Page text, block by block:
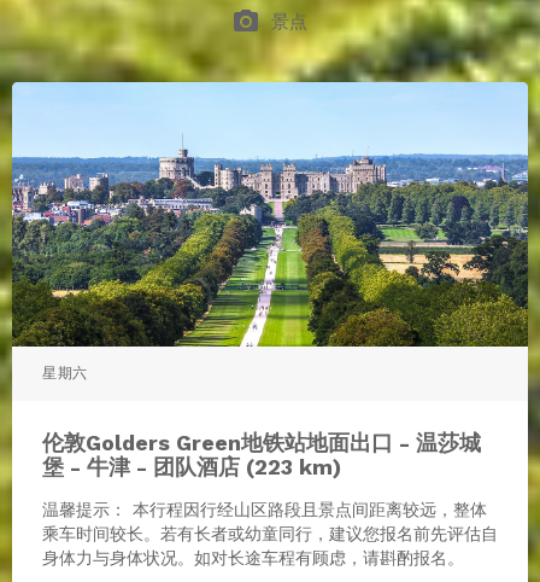
photo_camera景点
星期六
伦敦Golders Green地铁站地面出口 - 温莎城
堡 - 牛津 - 团队酒店 (223 km)
温馨提示： 本行程因行经山区路段且景点间距离较远，整体
乘车时间较长。若有长者或幼童同行，建议您报名前先评估自
身体力与身体状况。如对长途车程有顾虑，请斟酌报名。